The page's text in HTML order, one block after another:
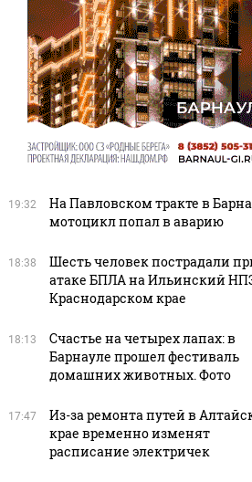
19:32
На Павловском тракте в
мотоцикл попал в аварию
18:38
Шесть человек пострадали
атаке БПЛА на Ильинский
Краснодарском крае
18:13
Счастье на четырех лапах: в
Барнауле прошел фестиваль
домашних животных. Фото
17:47
Из-за ремонта путей в
крае временно изменят
расписание электричек